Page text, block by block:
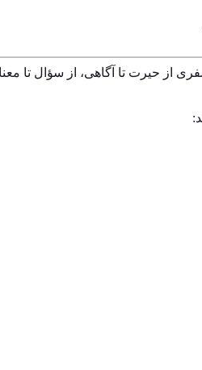
حیرت تا آگاهی، از سؤال تا